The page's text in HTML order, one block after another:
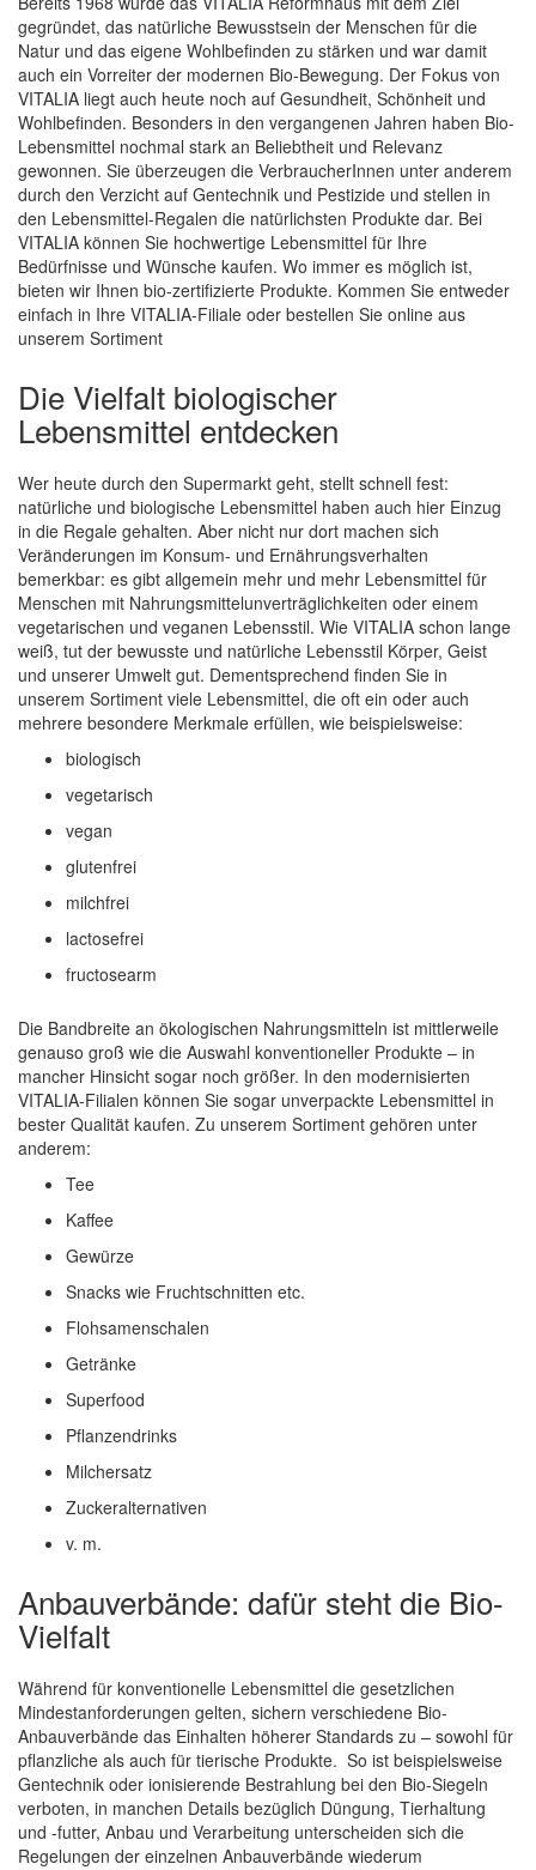
Quickview
gegründet, das natürliche Bewusstsein der Menschen für die
Natur und das eigene Wohlbefinden zu stärken und war damit
auch ein Vorreiter der modernen Bio-Bewegung. Der Fokus von
VITALIA liegt auch heute noch auf Gesundheit, Schönheit und
Wohlbefinden. Besonders in den vergangenen Jahren haben Bio-
Lebensmittel nochmal stark an Beliebtheit und Relevanz
gewonnen. Sie überzeugen die VerbraucherInnen unter anderem
durch den Verzicht auf Gentechnik und Pestizide und stellen in
den Lebensmittel-Regalen die natürlichsten Produkte dar. Bei
VITALIA können Sie hochwertige Lebensmittel für Ihre
Bedürfnisse und Wünsche kaufen. Wo immer es möglich ist,
bieten wir Ihnen bio-zertifizierte Produkte. Kommen Sie entweder
einfach in Ihre VITALIA-Filiale oder bestellen Sie online aus
unserem Sortiment
Die Vielfalt biologischer
Lebensmittel entdecken
Wer heute durch den Supermarkt geht, stellt schnell fest:
natürliche und biologische Lebensmittel haben auch hier Einzug
in die Regale gehalten. Aber nicht nur dort machen sich
Veränderungen im Konsum- und Ernährungsverhalten
bemerkbar: es gibt allgemein mehr und mehr Lebensmittel für
Menschen mit Nahrungsmittelunverträglichkeiten oder einem
vegetarischen und veganen Lebensstil. Wie VITALIA schon lange
weiß, tut der bewusste und natürliche Lebensstil Körper, Geist
und unserer Umwelt gut. Dementsprechend finden Sie in
unserem Sortiment viele Lebensmittel, die oft ein oder auch
mehrere besondere Merkmale erfüllen, wie beispielsweise:
biologisch
vegetarisch
vegan
glutenfrei
milchfrei
lactosefrei
fructosearm
Die Bandbreite an ökologischen Nahrungsmitteln ist mittlerweile
genauso groß wie die Auswahl konventioneller Produkte – in
mancher Hinsicht sogar noch größer. In den modernisierten
VITALIA-Filialen können Sie sogar unverpackte Lebensmittel in
bester Qualität kaufen. Zu unserem Sortiment gehören unter
anderem:
Tee
Kaffee
Gewürze
Snacks wie Fruchtschnitten etc.
Flohsamenschalen
Getränke
Superfood
Pflanzendrinks
Milchersatz
Zuckeralternativen
v. m.
Anbauverbände: dafür steht die Bio-
Vielfalt
Während für konventionelle Lebensmittel die gesetzlichen
Mindestanforderungen gelten, sichern verschiedene Bio-
Anbauverbände das Einhalten höherer Standards zu – sowohl für
pflanzliche als auch für tierische Produkte. So ist beispielsweise
Gentechnik oder ionisierende Bestrahlung bei den Bio-Siegeln
verboten, in manchen Details bezüglich Düngung, Tierhaltung
und -futter, Anbau und Verarbeitung unterscheiden sich die
Regelungen der einzelnen Anbauverbände wiederum